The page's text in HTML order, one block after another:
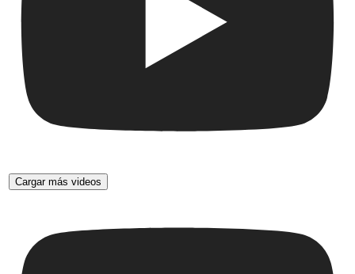
Cargar más videos